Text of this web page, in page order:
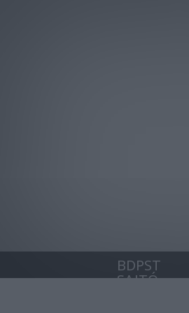
BDPST
SAJTÓ